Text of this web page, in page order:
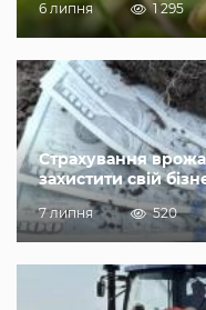
6 липня 1 295
Страхування
захистити свій
7 липня 520